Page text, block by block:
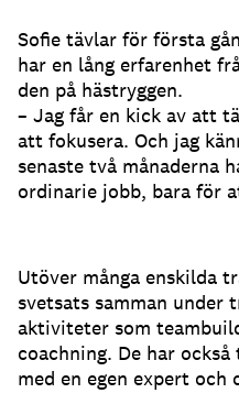
Sofie tävlar för första
har en lång erfarenhet
den på hästryggen.
– Jag får en kick av att
att fokusera. Och jag
senaste två månaderna
ordinarie jobb, bara för
Utöver många enskilda
svetsats samman under
aktiviteter som
coachning. De har
med en egen expert och